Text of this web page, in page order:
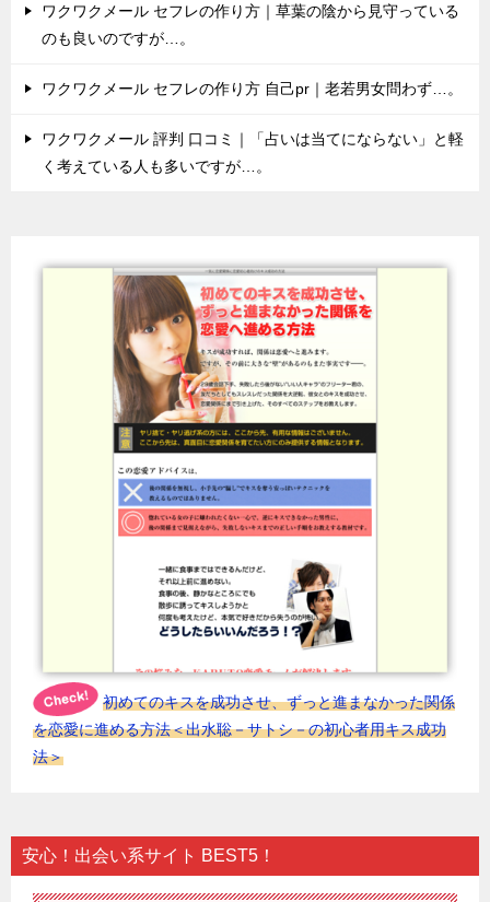
ワクワクメール セフレの作り方｜草葉の陰から見守っている
のも良いのですが…。
ワクワクメール セフレの作り方 自己pr｜老若男女問わず…。
ワクワクメール 評判 口コミ｜「占いは当てにならない」と軽
く考えている人も多いですが…。
初めてのキスを成功させ、ずっと進まなかった関係
を恋愛に進める方法＜出水聡－サトシ－の初心者用キス成功
法＞
安心！出会い系サイト BEST5！